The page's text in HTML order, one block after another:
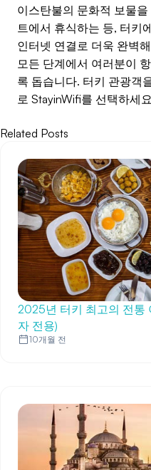
이스탄불의 문화적 보물
트에서 휴식하는 등, 터키
인터넷 연결로 더욱 완벽
모든 단계에서 여러분이
록 돕습니다. 터키 관광객
로 StayinWifi를 선택하세
Related Posts
2025년 터키 최고의 전통
자 전용)
10개월 전